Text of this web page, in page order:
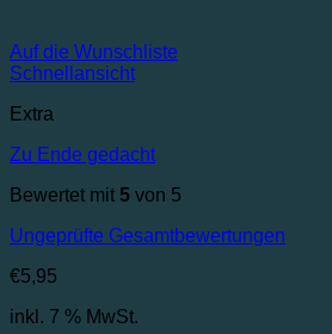
Auf die Wunschliste
Schnellansicht
Extra
Zu Ende gedacht
Bewertet mit 5 von 5
Ungeprüfte Gesamtbewertungen
€5,95
inkl. 7 % MwSt.